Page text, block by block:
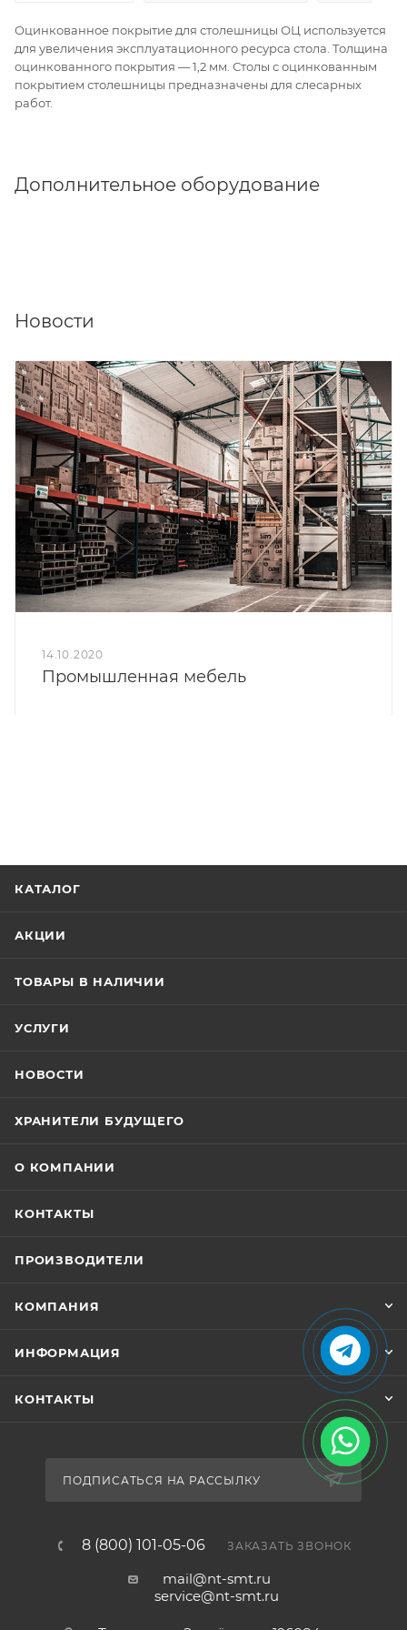
Оцинкованное покрытие для столешницы ОЦ используется
для увеличения эксплуатационного ресурса стола. Толщина
оцинкованного покрытия — 1,2 мм. Столы с оцинкованным
покрытием столешницы предназначены для слесарных
работ.
Дополнительное оборудование
Новости
14.10.2020
Промышленная мебель
КАТАЛОГ
АКЦИИ
ТОВАРЫ В НАЛИЧИИ
УСЛУГИ
НОВОСТИ
ХРАНИТЕЛИ БУДУЩЕГО
О КОМПАНИИ
КОНТАКТЫ
ПРОИЗВОДИТЕЛИ
КОМПАНИЯ
ИНФОРМАЦИЯ
КОНТАКТЫ
ПОДПИСАТЬСЯ НА РАССЫЛКУ
8 (800) 101-05-06 ЗАКАЗАТЬ ЗВОНОК
mail@nt-smt.ru
service@nt-smt.ru